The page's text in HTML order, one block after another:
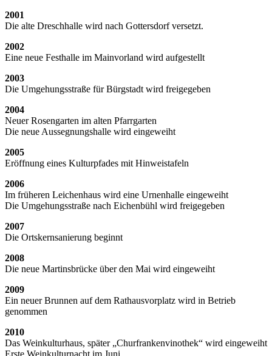
2001
Die alte Dreschhalle wird nach Gottersdorf versetzt.
2002
Eine neue Festhalle im Mainvorland wird aufgestellt
2003
Die Umgehungsstraße für Bürgstadt wird freigegeben
2004
Neuer Rosengarten im alten Pfarrgarten
Die neue Aussegnungshalle wird eingeweiht
2005
Eröffnung eines Kulturpfades mit Hinweistafeln
2006
Im früheren Leichenhaus wird eine Urnenhalle eingeweiht
Die Umgehungsstraße nach Eichenbühl wird freigegeben
2007
Die Ortskernsanierung beginnt
2008
Die neue Martinsbrücke über den Mai wird eingeweiht
2009
Ein neuer Brunnen auf dem Rathausvorplatz wird in Betrieb
genommen
2010
Das Weinkulturhaus, später „Churfrankenvinothek“ wird eingeweiht
Erste Weinkulturnacht im Juni